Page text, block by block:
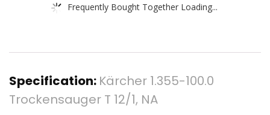
Frequently Bought Together Loading...
Specification: Kärcher 1.355-100.0
Trockensauger T 12/1, NA